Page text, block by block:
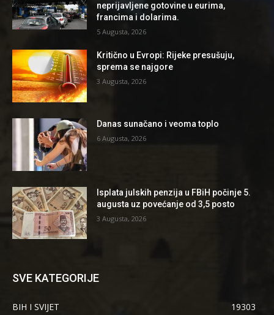
neprijavljene gotovine u eurima,
francima i dolarima.
5 Augusta, 2026
Kritično u Evropi: Rijeke presušuju,
sprema se najgore
3 Augusta, 2026
Danas sunačano i veoma toplo
6 Augusta, 2026
Isplata julskih penzija u FBiH počinje 5.
augusta uz povećanje od 3,5 posto
3 Augusta, 2026
SVE KATEGORIJE
BIH I SVIJET
19303